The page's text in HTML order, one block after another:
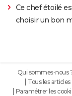
Ce chef étoilé
choisir un bon
Qui sommes-nous
Tous les articles
Paramétrer les